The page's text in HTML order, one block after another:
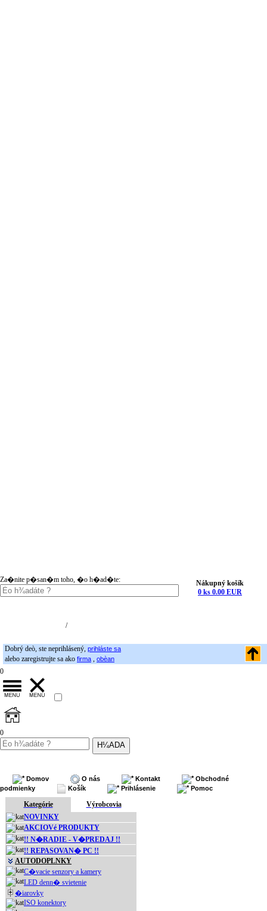
Za�nite p�san�m toho, �o h�ad�te:
Nákupný košík
0 ks 0.00 EUR
/
Dobrý deò, ste neprihlásený, prihláste sa
alebo zaregistrujte sa ako firma obèan
0
0
Domov O nás Kontakt
Obchodné
podmienky
Košík Prihlásenie Pomoc
Kategórie
Výrobcovia
NOVINKY
AKCIOVé PRODUKTY
!! N�RADIE - V�PREDAJ !!
!! REPASOVAN� PC !!
AUTODOPLNKY
C�vacie senzory a kamery
LED denn� svietenie
�iarovky
ISO konektory